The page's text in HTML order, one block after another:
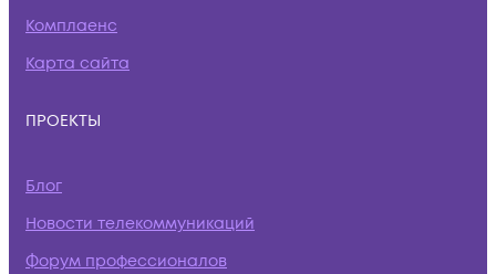
Комплаенс
Карта сайта
ПРОЕКТЫ
Блог
Новости телекоммуникаций
Форум профессионалов